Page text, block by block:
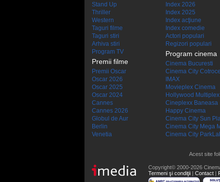
Stand Up
Thriller
Western
Taguri filme
Taguri stiri
Arhiva stiri
Program TV
Premii filme
Premii Oscar
Oscar 2026
Oscar 2025
Oscar 2024
Cannes
Cannes 2026
Globul de Aur
Berlin
Venetia
Index 2026
Index 2025
Index acţiune
Index comedie
Actori populari
Regizori populari
Program cinema
Cinema Bucuresti
Cinema City
IMAX
Movieplex Cinema
Hollywood Multiplex
Cineplexx Baneasa
Happy Cinema
Cinema City Sun
Cinema City Mega
Cinema City
Acest site
Copyright© 2000-2026
Termeni şi condiţii | Contact |